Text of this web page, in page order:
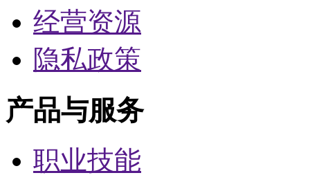
经营资源
隐私政策
产品与服务
职业技能